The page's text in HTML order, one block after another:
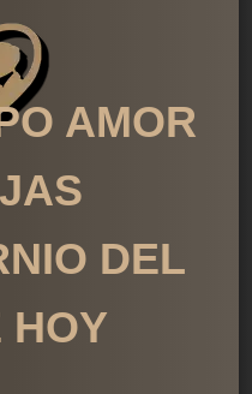
AMOR
DEL
HOY